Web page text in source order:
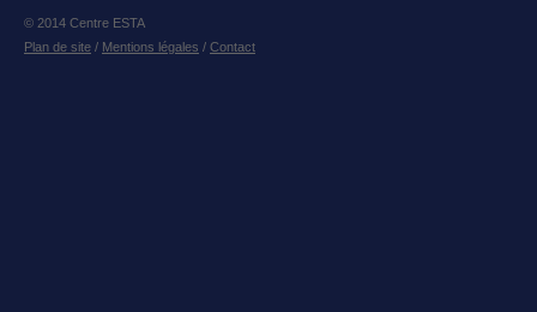
© 2014 Centre ESTA
Plan de site / Mentions légales / Contact